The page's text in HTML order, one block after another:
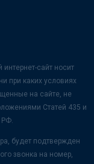
сайт носит
при каких условиях
на сайте, не
Статей 435 и
РФ.
будет подтвержден
звонка на номер,